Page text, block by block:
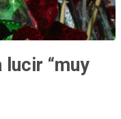
lucir “muy